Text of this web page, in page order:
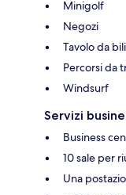
Minigolf
Negozi
Tavolo da
Percorsi da
Windsurf
Servizi
Business
10 sale per
Una